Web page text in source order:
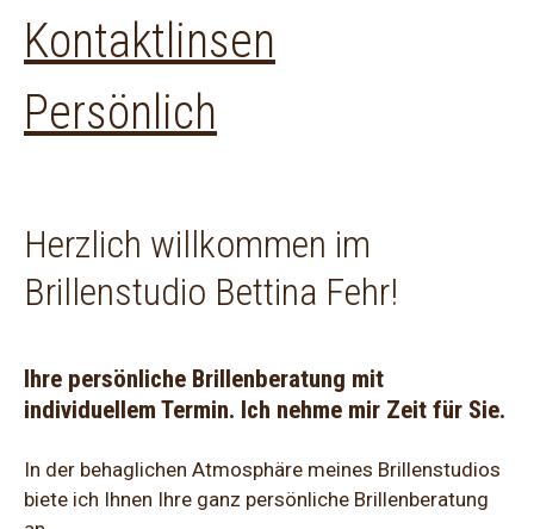
Kontaktlinsen
Persönlich
Herzlich willkommen im
Brillenstudio Bettina Fehr!
Ihre persönliche Brillenberatung mit
individuellem Termin. Ich nehme mir Zeit für Sie.
In der behaglichen Atmosphäre meines Brillenstudios
biete ich Ihnen Ihre ganz persönliche Brillenberatung